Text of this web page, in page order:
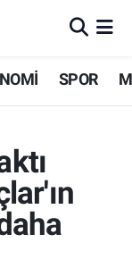
SPOR